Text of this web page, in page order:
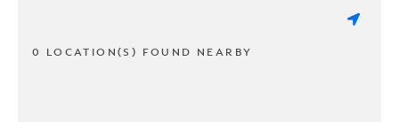
0 LOCATION(S) FOUND NEARBY